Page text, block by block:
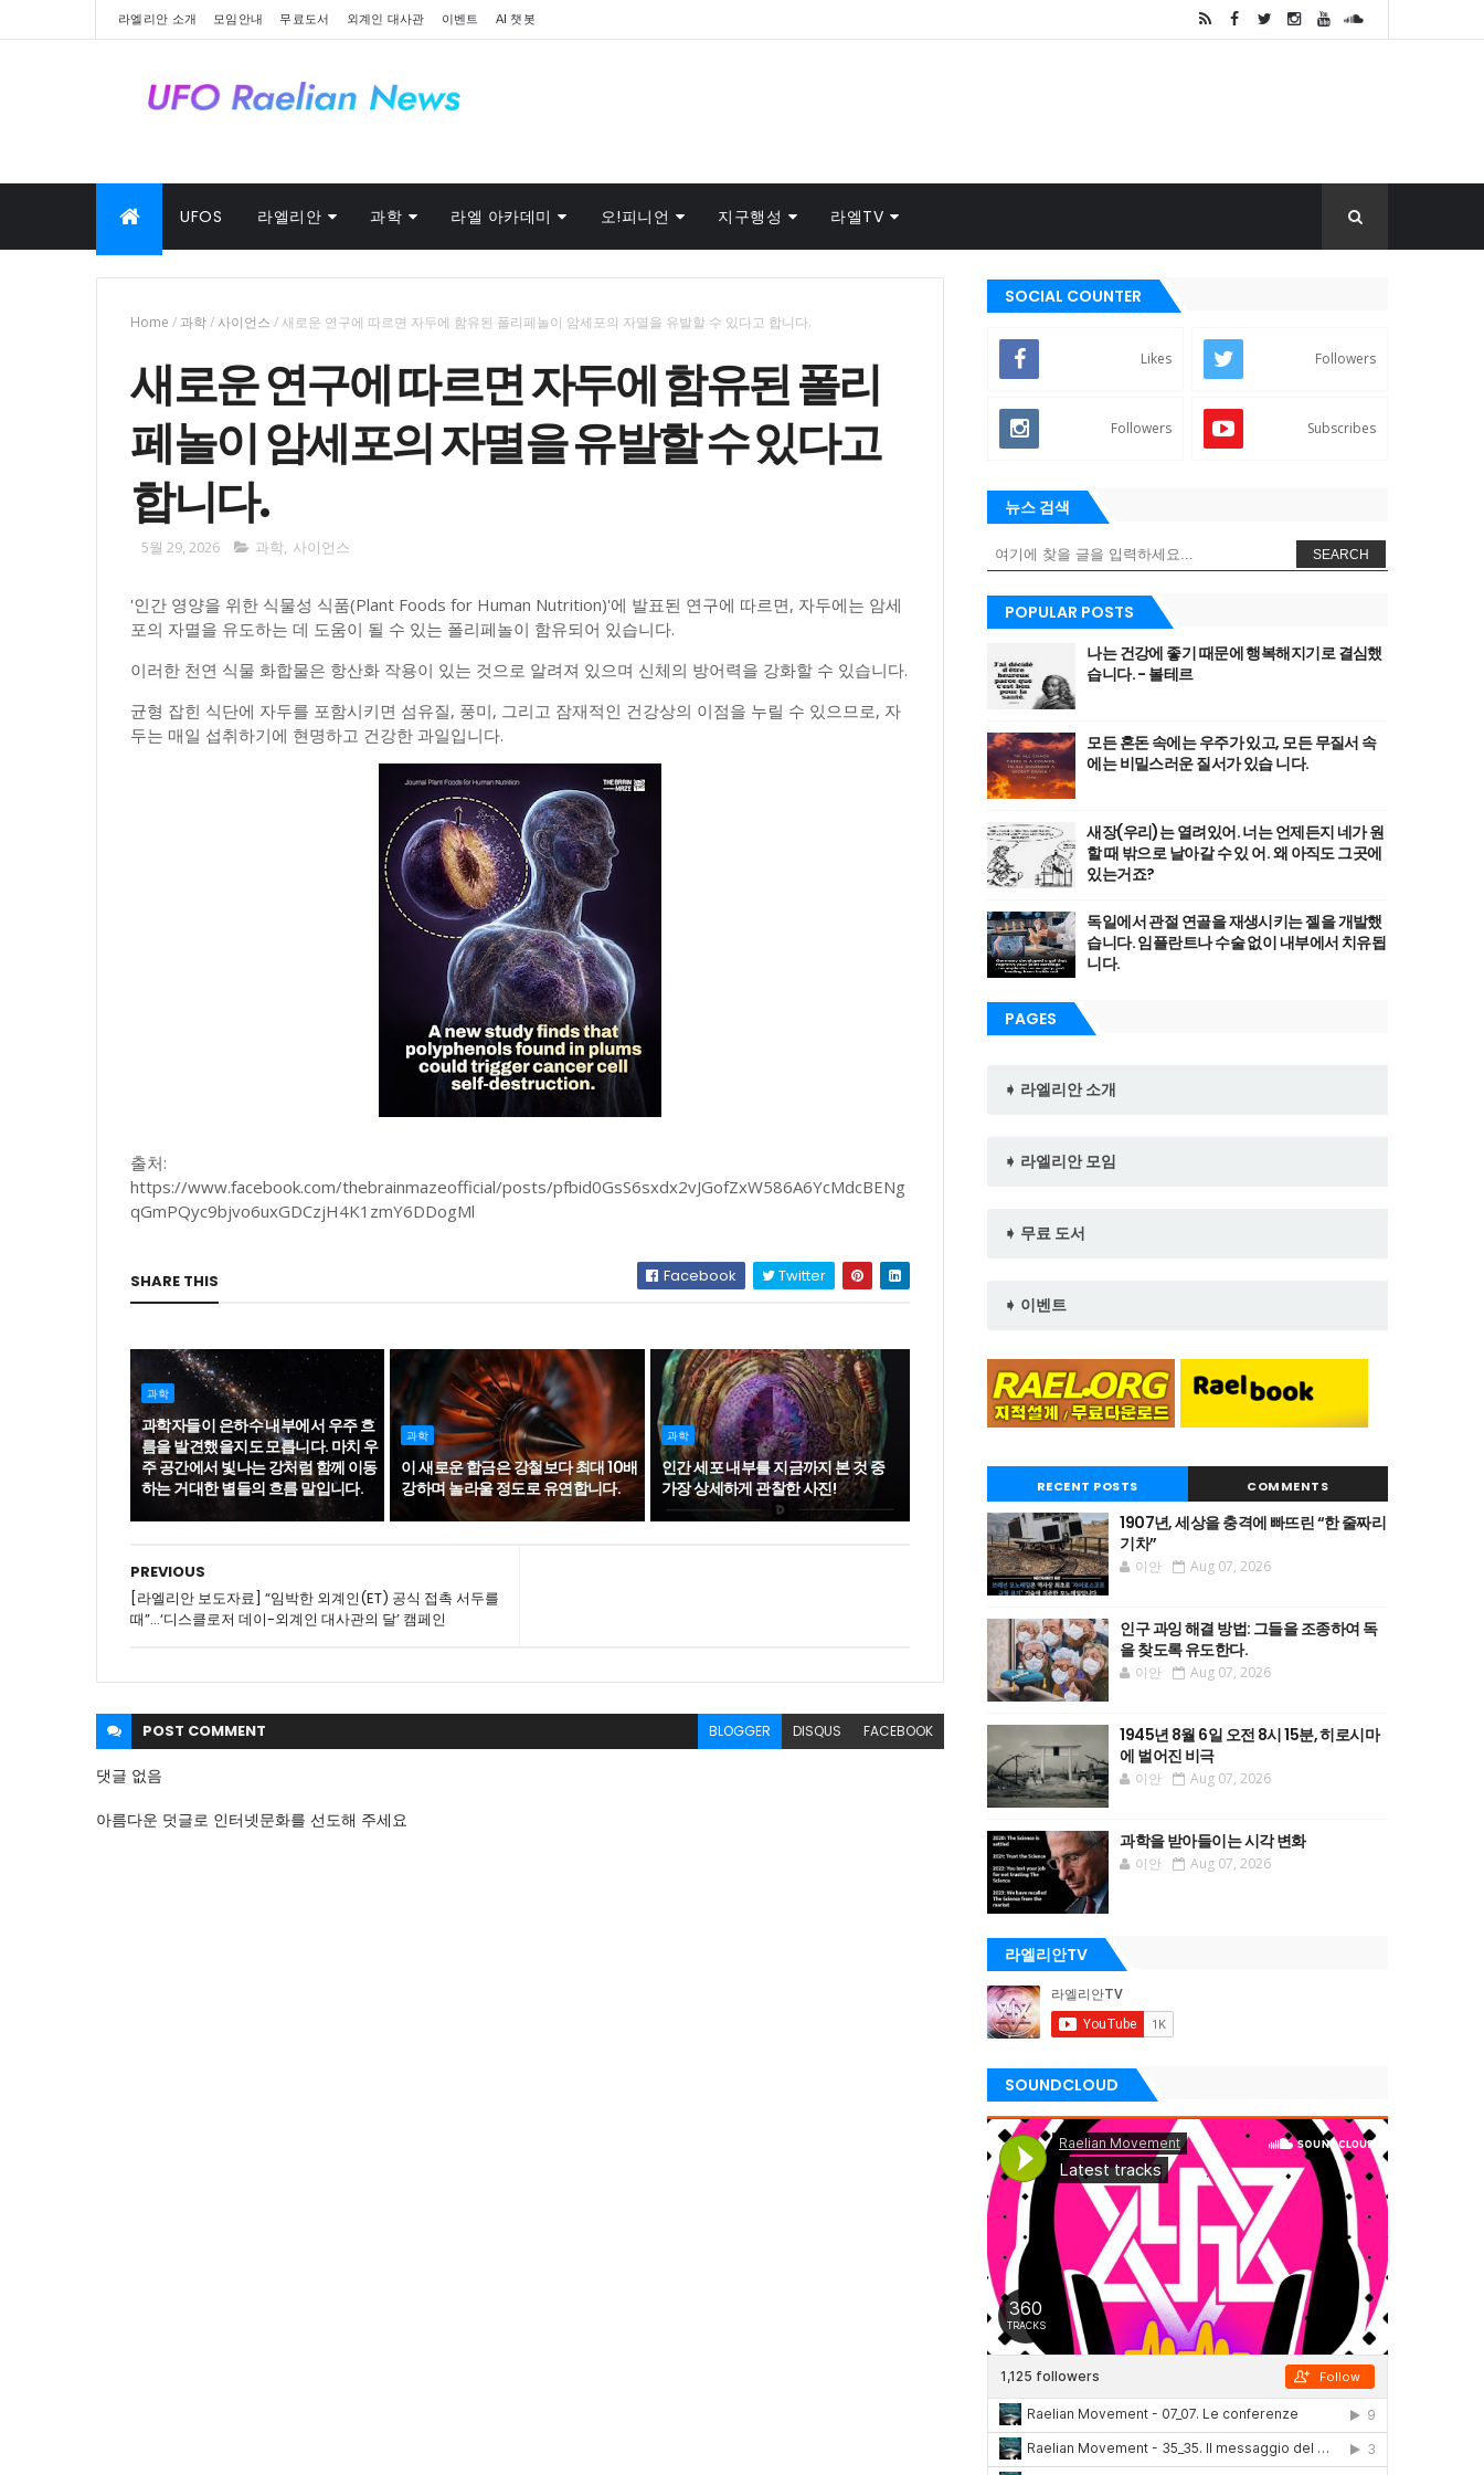
라엘리안 소개 모임안내 무료도서 외계인 대사관 이벤트 AI 챗봇
UFOS 라엘리안 과학 라엘 아카데미 오!피니언 지구행성 라엘TV
Home / 과학/ 사이언스 /새로운 연구에 따르면 자두에 함유된 폴리페놀이 암세포의 자멸을 유발할 수 있다고 합니다.
새로운 연구에 따르면 자두에 함유된 폴리
페놀이 암세포의 자멸을 유발할 수 있다고
합니다.
5월 29, 2026 과학, 사이언스
'인간 영양을 위한 식물성 식품(Plant Foods for Human Nutrition)'에 발표된 연구에 따르면, 자두에는 암세
포의 자멸을 유도하는 데 도움이 될 수 있는 폴리페놀이 함유되어 있습니다.
이러한 천연 식물 화합물은 항산화 작용이 있는 것으로 알려져 있으며 신체의 방어력을 강화할 수 있습니다.
균형 잡힌 식단에 자두를 포함시키면 섬유질, 풍미, 그리고 잠재적인 건강상의 이점을 누릴 수 있으므로, 자
두는 매일 섭취하기에 현명하고 건강한 과일입니다.
출처:
https://www.facebook.com/thebrainmazeofficial/posts/pfbid0GsS6sxdx2vJGofZxW586A6YcMdcBENg
qGmPQyc9bjvo6uxGDCzjH4K1zmY6DDogMl
SHARE THIS Facebook Twitter
과학
과학자들이 은하수 내부에서 우주 흐
름을 발견했을지도 모릅니다. 마치 우
주 공간에서 빛나는 강처럼 함께 이동
하는 거대한 별들의 흐름 말입니다.
과학
이 새로운 합금은 강철보다 최대 10배
강하며 놀라울 정도로 유연합니다.
과학
인간 세포 내부를 지금까지 본 것 중
가장 상세하게 관찰한 사진!
PREVIOUS
[라엘리안 보도자료] “임박한 외계인(ET) 공식 접촉 서두를
때”...‘디스클로저 데이-외계인 대사관의 달’ 캠페인
POST COMMENT BLOGGER DISQUS FACEBOOK
댓글 없음
아름다운 덧글로 인터넷문화를 선도해 주세요
SOCIAL COUNTER
Likes Followers
Followers Subscribes
뉴스 검색
SEARCH
POPULAR POSTS
나는 건강에 좋기 때문에 행복해지기로 결심했
습니다. - 볼테르
모든 혼돈 속에는 우주가 있고, 모든 무질서 속
에는 비밀스러운 질서가 있습 니다.
새장(우리)는 열려있어. 너는 언제든지 네가 원
할 때 밖으로 날아갈 수 있 어. 왜 아직도 그곳에
있는거죠?
독일에서 관절 연골을 재생시키는 젤을 개발했
습니다. 임플란트나 수술 없이 내부에서 치유됩
니다.
PAGES
➧ 라엘리안 소개
➧ 라엘리안 모임
➧ 무료 도서
➧ 이벤트
RECENT POSTS COMMENTS
1907년, 세상을 충격에 빠뜨린 “한 줄짜리
기차”
이안 Aug 07, 2026
인구 과잉 해결 방법: 그들을 조종하여 독
을 찾도록 유도한다.
이안 Aug 07, 2026
1945년 8월 6일 오전 8시 15분, 히로시마
에 벌어진 비극
이안 Aug 07, 2026
과학을 받아들이는 시각 변화
이안 Aug 07, 2026
라엘리안TV
SOUNDCLOUD